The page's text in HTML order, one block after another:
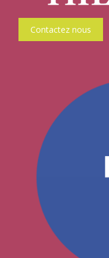
Contactez nous